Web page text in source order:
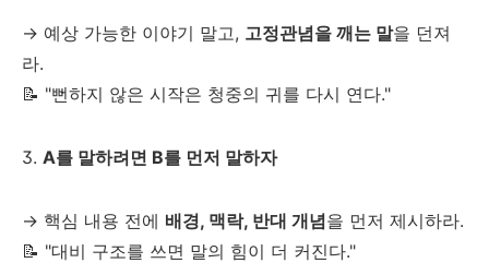
→ 예상 가능한 이야기 말고, 고정관념을 깨는 말을 던져
라.
📝 "뻔하지 않은 시작은 청중의 귀를 다시 연다."
3. A를 말하려면 B를 먼저 말하자
→ 핵심 내용 전에 배경, 맥락, 반대 개념을 먼저 제시하라.
📝 "대비 구조를 쓰면 말의 힘이 더 커진다."